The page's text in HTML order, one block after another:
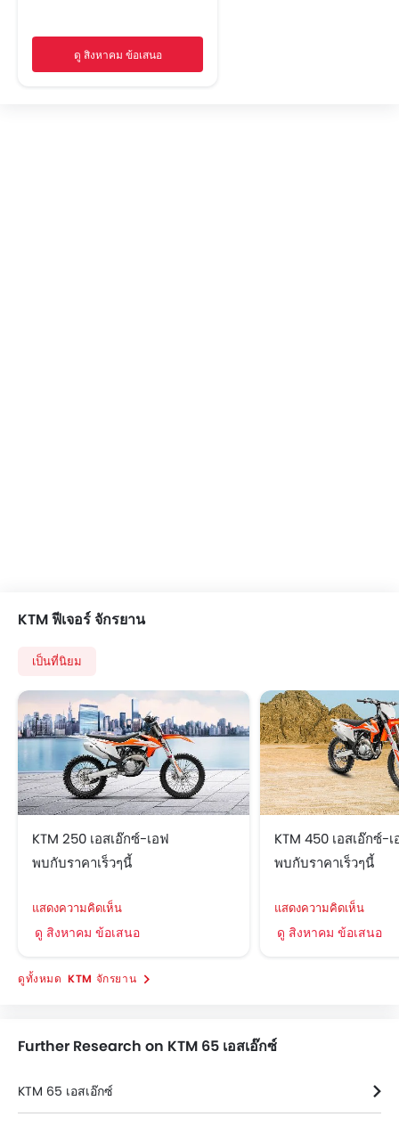
ดู สิงหาคม ข้อเสนอ
KTM ฟีเจอร์ จักรยาน
เป็นที่นิยม
KTM 250 เอสเอ๊กซ์-เอฟ
พบกับราคาเร็วๆนี้
แสดงความคิดเห็น
ดู สิงหาคม ข้อเสนอ
KTM 450 เอสเอ๊กซ์-
พบกับราคาเร็วๆนี้
แสดงความคิดเห็น
ดู สิงหาคม ข้อเสนอ
KTM จักรยาน
Further Research on KTM 65 เอสเอ๊กซ์
KTM 65 เอสเอ๊กซ์